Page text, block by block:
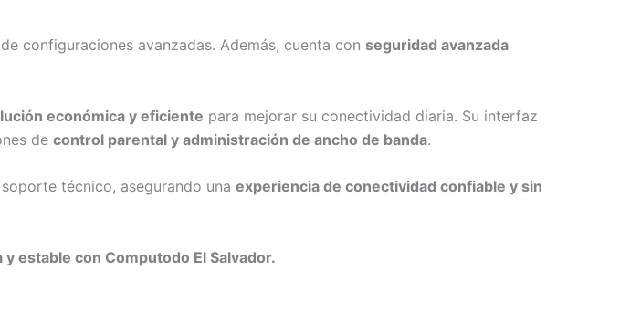
configuraciones avanzadas. Además, cuenta con seguridad avanzada
económica y eficiente para mejorar su conectividad diaria. Su interfaz
de control parental y administración de ancho de banda.
técnico, asegurando una experiencia de conectividad confiable y sin
estable con Computodo El Salvador.